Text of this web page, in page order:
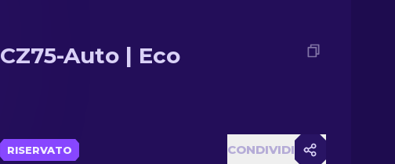
CZ75-Auto | Eco
RISERVATO CONDIVIDI